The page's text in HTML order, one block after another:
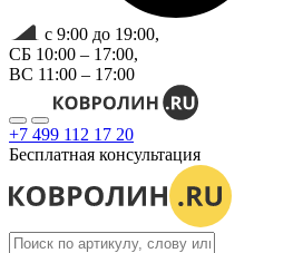
с 9:00 до 19:00,
СБ 10:00 – 17:00,
ВС 11:00 – 17:00
+7 499 112 17 20
Бесплатная консультация